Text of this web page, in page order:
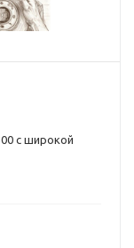
с широкой